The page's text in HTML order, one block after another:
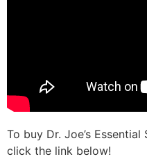
To buy Dr. Joe’s
click the link below!